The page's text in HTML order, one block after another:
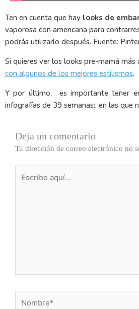
Ten en cuenta que hay looks de
vaporosa con americana para
podrás utilizarlo después. Fuente:
Si quieres ver los looks pre-mamá
con algunos de los mejores estilismos.
Y por último, es importante tener
infografías de 39 semanas:, en las
Deja un comentario
Tu dirección de correo electrónico no